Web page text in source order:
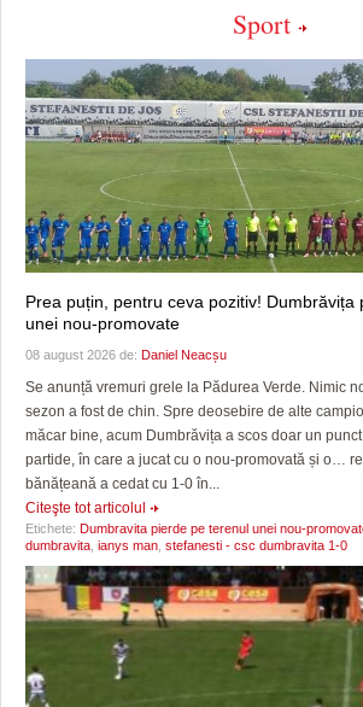
Sport
Prea puțin, pentru ceva pozitiv! Dumbrăvița
unei nou-promovate
08 august 2026 de: Daniel Neacșu
Se anunță vremuri grele la Pădurea Verde. Nimic
sezon a fost de chin. Spre deosebire de alte
măcar bine, acum Dumbrăvița a scos doar un
partide, în care a jucat cu o nou-promovată și o…
bănățeană a cedat cu 1-0 în...
Citeşte tot articolul
Etichete: Dumbravita pierde pe terenul unei nou-
dumbravita ianys man stefanesti - csc dumbravita 1-0